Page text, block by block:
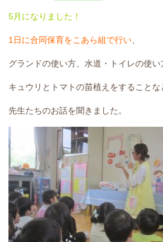
5月になりました！
1日に合同保育をこあら組で行い、
グランドの使い方、水道・トイレの使い
キュウリとトマトの苗植えをすることな
先生たちのお話を聞きました。